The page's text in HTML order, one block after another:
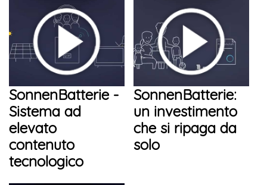
SonnenBatterie -
Sistema ad
elevato
contenuto
tecnologico
SonnenBatterie:
un investimento
che si ripaga da
solo